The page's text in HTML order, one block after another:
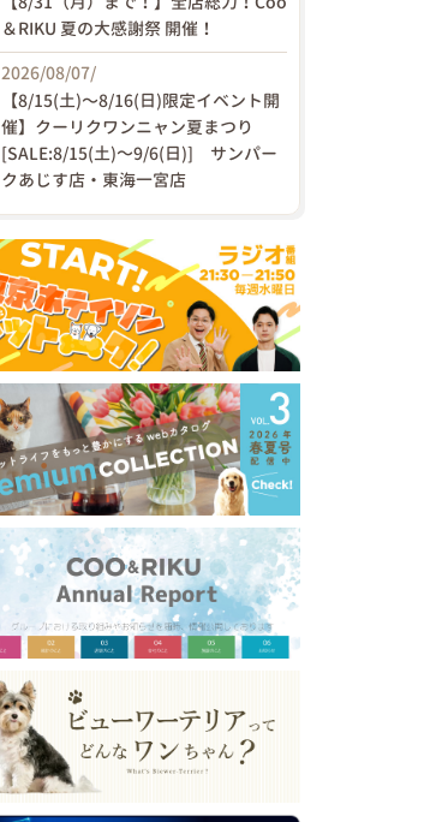
＆RIKU 夏の大感謝祭 開催！
2026/08/07/
【8/15(土)〜8/16(日)限定イベント開
催】クーリクワンニャン夏まつり
[SALE:8/15(土)～9/6(日)] サンパー
クあじす店・東海一宮店